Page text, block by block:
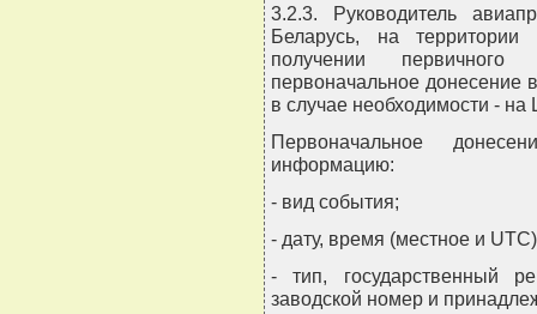
3.2.3. Руководитель
Беларусь, на территории
получении
первоначальное донесение
в случае необходимости -
Первоначальное
информацию:
- вид события;
- дату, время (местное и
- тип, государственный
заводской номер и